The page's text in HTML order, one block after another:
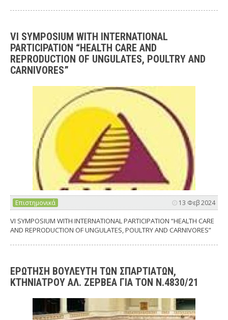
VI SYMPOSIUM WITH INTERNATIONAL
PARTICIPATION “HEALTH CARE AND
REPRODUCTION OF UNGULATES, POULTRY AND
CARNIVORES”
Επιστημονικά 13 Φεβ 2024
VI SYMPOSIUM WITH INTERNATIONAL PARTICIPATION “HEALTH CARE
AND REPRODUCTION OF UNGULATES, POULTRY AND CARNIVORES”
ΕΡΩΤΗΣΗ ΒΟΥΛΕΥΤΗ ΤΩΝ ΣΠΑΡΤΙΑΤΩΝ,
ΚΤΗΝΙΑΤΡΟΥ ΑΛ. ΖΕΡΒΕΑ ΓΙΑ ΤΟΝ Ν.4830/21